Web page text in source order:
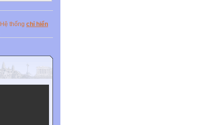
. Hệ thống chỉ hiển